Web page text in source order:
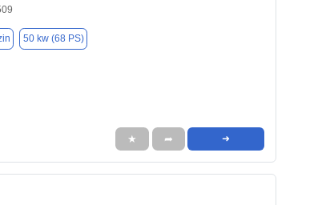
50 kw (68 PS)
★ ➦ ➜